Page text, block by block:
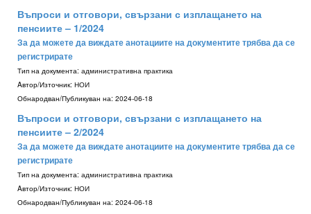
Въпроси и отговори, свързани с изплащането на
пенсиите – 1/2024
За да можете да виждате анотациите на документите трябва да се
регистрирате
Тип на документа: административна практика
Aвтор/Източник: НОИ
Обнародван/Публикуван на: 2024-06-18
Въпроси и отговори, свързани с изплащането на
пенсиите – 2/2024
За да можете да виждате анотациите на документите трябва да се
регистрирате
Тип на документа: административна практика
Aвтор/Източник: НОИ
Обнародван/Публикуван на: 2024-06-18